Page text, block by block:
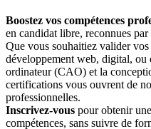
Boostez vos compétences
en candidat libre, reconnues par
Que vous souhaitiez valider
développement web, digital, ou
ordinateur (CAO) et la
certifications vous ouvrent de
professionnelles.
Inscrivez-vous pour obtenir
compétences, sans suivre de